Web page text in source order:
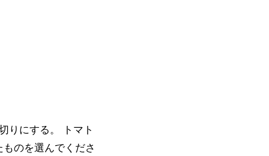
りにする。 トマト
のを選んでくださ